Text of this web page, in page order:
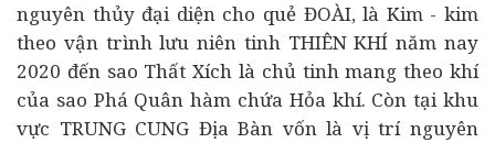
nguyên thủy đại diện cho quẻ ĐOÀI, là Kim - kim
theo vận trình lưu niên tinh THIÊN KHÍ năm nay
2020 đến sao Thất Xích là chủ tinh mang theo khí
của sao Phá Quân hàm chứa Hỏa khí. Còn tại khu
vực TRUNG CUNG Địa Bàn vốn là vị trí nguyên